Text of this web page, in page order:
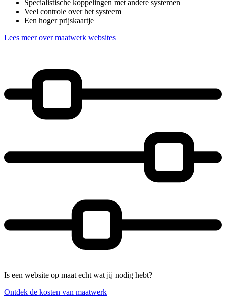
Specialistische koppelingen met andere systemen
Veel controle over het systeem
Een hoger prijskaartje
Lees meer over maatwerk websites
Is een website op maat echt wat jij nodig hebt?
Ontdek de kosten van maatwerk